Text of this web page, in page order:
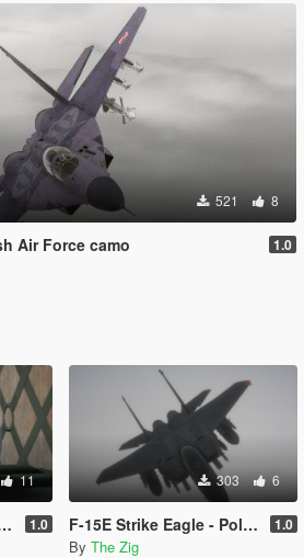
521 8
Air Force camo 1.0
11
1.0
303 6
F-15E Strike Eagle - Polish Air Force livery 1.0
By The Zig